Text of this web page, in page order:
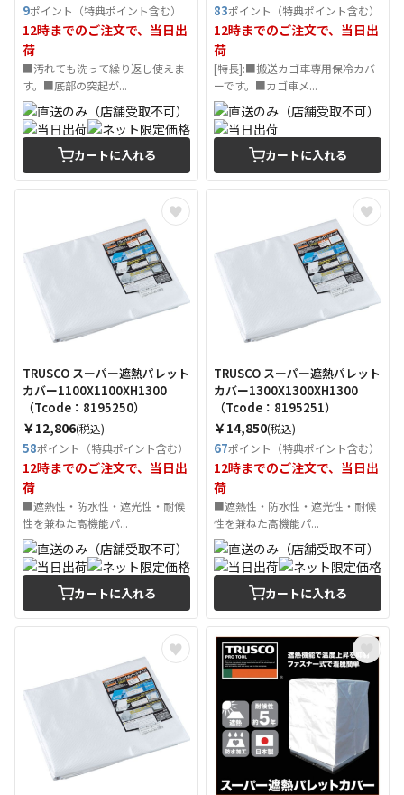
9ポイント（特典ポイント含む）
12時までのご注文で、当日出
荷
■汚れても洗って繰り返し使えま
す。■底部の突起が...
カートに入れる
83ポイント（特典ポイント含む）
12時までのご注文で、当日出
荷
[特長]:■搬送カゴ車専用保冷カバ
ーです。■カゴ車メ...
カートに入れる
TRUSCO スーパー遮熱パレット
カバー1100X1100XH1300
（Tcode：8195250）
￥12,806(税込)
58ポイント（特典ポイント含む）
12時までのご注文で、当日出
荷
■遮熱性・防水性・遮光性・耐候
性を兼ねた高機能パ...
カートに入れる
TRUSCO スーパー遮熱パレット
カバー1300X1300XH1300
（Tcode：8195251）
￥14,850(税込)
67ポイント（特典ポイント含む）
12時までのご注文で、当日出
荷
■遮熱性・防水性・遮光性・耐候
性を兼ねた高機能パ...
カートに入れる